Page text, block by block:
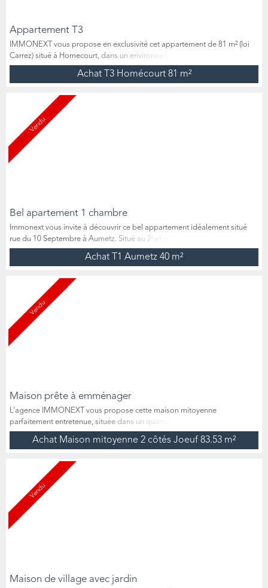
Appartement T3
IMMONEXT vous propose en exclusivité cet appartement de 81 m² (loi
Carrez) situé à Homecourt, dans un environnement calme et agréable.
Installé en rez-de-chaussée surélevé, il bénéficie d’un accès pratique tout
en conservant de la hauteur par rapport à la rue. Un balcon existe déjà
grande pièce à vivre lumineuse avec c...
Achat T3 Homécourt 81 m²
Vendu
Bel apartement 1 chambre
Immonext vous invite à découvrir ce bel appartement idéalement situé
rue du 10 Septembre à Aumetz. Situé au 2ᵉ et dernier étage d’une petite
copropriété à taille humaine de seulement 3 appartements, l’immeuble
est géré de manière bénévole, ce qui permet de bénéficier de charges
de la copropriété). Cet appartemen...
Achat T1 Aumetz 40 m²
Vendu
Maison prête à emménager
L’agence IMMONEXT vous propose cette maison mitoyenne
parfaitement entretenue, située dans un quartier calme, à proximité
immédiate des écoles et des commerces. Ce type de bien, offrant un
intérieur en trés bon état , est une rare opportunité sur le marché. La
agréable et prêt à emménager. Au rez-de-chaussée, vous trou...
Achat Maison mitoyenne 2 côtés Joeuf 83.53 m²
Vendu
Maison de village avec jardin